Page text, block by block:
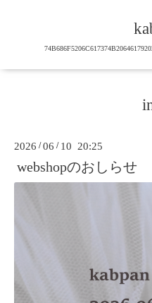
2026 /06 / 10 20:25
webshopのおしらせ